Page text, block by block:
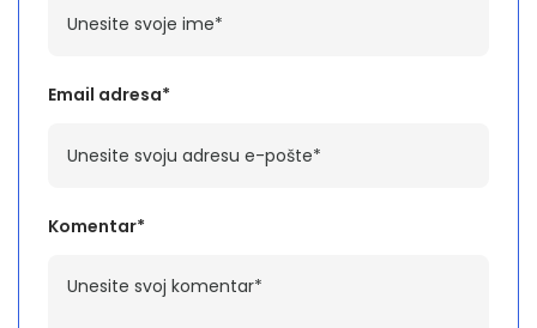
Komentar*
Email adresa*